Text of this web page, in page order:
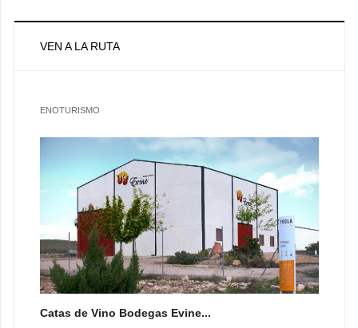
VEN A LA RUTA
ENOTURISMO
Catas de Vino Bodegas Evine...